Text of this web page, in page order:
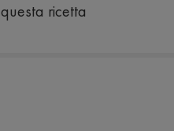
ricetta